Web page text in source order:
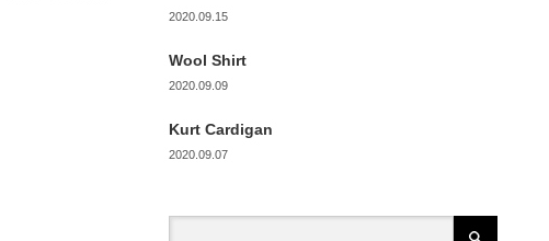
2020.09.15
Wool Shirt
2020.09.09
Kurt Cardigan
2020.09.07